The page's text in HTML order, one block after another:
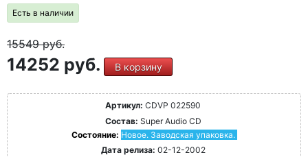
Есть в наличии
15549руб.
14252 руб. В корзину
Артикул: CDVP 022590
Состав: Super Audio CD
Состояние: Новое. Заводская упаковка.
Дата релиза: 02-12-2002